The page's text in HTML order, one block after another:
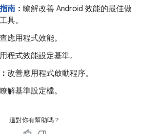
南 ： 瞭解改善 Android 效能的最佳做
具。
應用程式效能。
程式效能設定基準。
： 改善應用程式啟動程序。
瞭解基準設定檔。
這對你有幫助嗎？